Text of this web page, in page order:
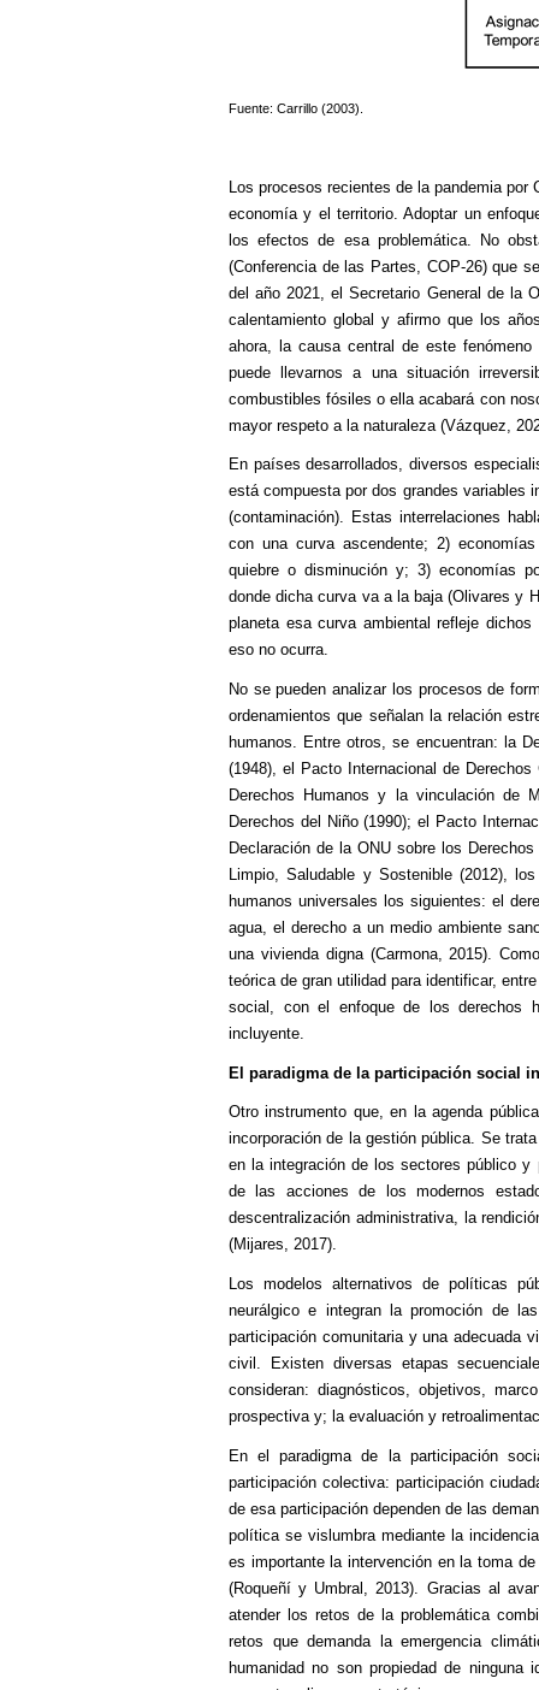
Fuente: Carrillo (2003).
Los procesos recientes de la pandemia
economía y el territorio. Adoptar un
los efectos de esa problemática. No
(Conferencia de las Partes, COP-26) que
del año 2021, el Secretario General de la
calentamiento global y afirmo que los
ahora, la causa central de este
puede llevarnos a una situación
combustibles fósiles o ella acabará con
mayor respeto a la naturaleza (Vázquez,
En países desarrollados, diversos
está compuesta por dos grandes variables
(contaminación). Estas interrelaciones
con una curva ascendente; 2)
quiebre o disminución y; 3) economías
donde dicha curva va a la baja (Olivares y
planeta esa curva ambiental refleje
eso no ocurra.
No se pueden analizar los procesos de
ordenamientos que señalan la relación
humanos. Entre otros, se encuentran: la
(1948), el Pacto Internacional de
Derechos Humanos y la vinculación de
Derechos del Niño (1990); el Pacto
Declaración de la ONU sobre los
Limpio, Saludable y Sostenible (2012),
humanos universales los siguientes: el
agua, el derecho a un medio ambiente
una vivienda digna (Carmona, 2015).
teórica de gran utilidad para identificar,
social, con el enfoque de los derechos
incluyente.
El paradigma de la participación social
Otro instrumento que, en la agenda
incorporación de la gestión pública. Se
en la integración de los sectores público
de las acciones de los modernos
descentralización administrativa, la
(Mijares, 2017).
Los modelos alternativos de políticas
neurálgico e integran la promoción de
participación comunitaria y una adecuada
civil. Existen diversas etapas
consideran: diagnósticos, objetivos,
prospectiva y; la evaluación y
En el paradigma de la participación
participación colectiva: participación
de esa participación dependen de las
política se vislumbra mediante la
es importante la intervención en la toma
(Roqueñí y Umbral, 2013). Gracias al
atender los retos de la problemática
retos que demanda la emergencia
humanidad no son propiedad de ninguna